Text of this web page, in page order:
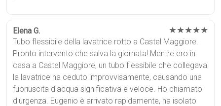
Elena G. ★★★★★
Tubo flessibile della lavatrice rotto a Castel Maggiore.
Pronto intervento che salva la giornata! Mentre ero in
casa a Castel Maggiore, un tubo flessibile che collegava
la lavatrice ha ceduto improvvisamente, causando una
fuoriuscita d'acqua significativa e veloce. Ho chiamato
d'urgenza. Eugenio è arrivato rapidamente, ha isolato